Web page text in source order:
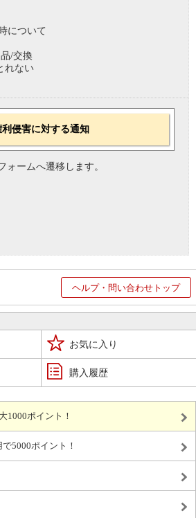
について
/交換
れない
利侵害に対する通知
ォームへ遷移します。
ヘルプ・問い合わせトップ
お気に入り
購入履歴
1000ポイント！
5000ポイント！